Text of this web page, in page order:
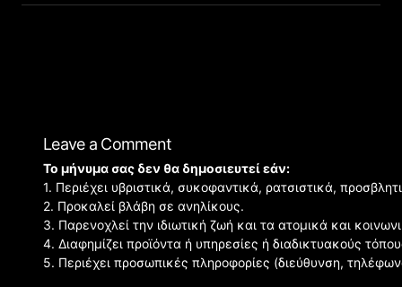
Leave a Comment
Το μήνυμα σας δεν θα δημοσιευτεί εάν:
1. Περιέχει υβριστικά, συκοφαντικά, ρατσιστικά,
2. Προκαλεί βλάβη σε ανηλίκους.
3. Παρενοχλεί την ιδιωτική ζωή και τα ατομικά και
4. Διαφημίζει προϊόντα ή υπηρεσίες ή διαδικτυακούς
5. Περιέχει προσωπικές πληροφορίες (διεύθυνση,